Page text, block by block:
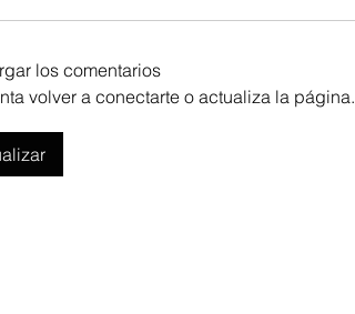
los comentarios
volver a conectarte o actualiza la página.